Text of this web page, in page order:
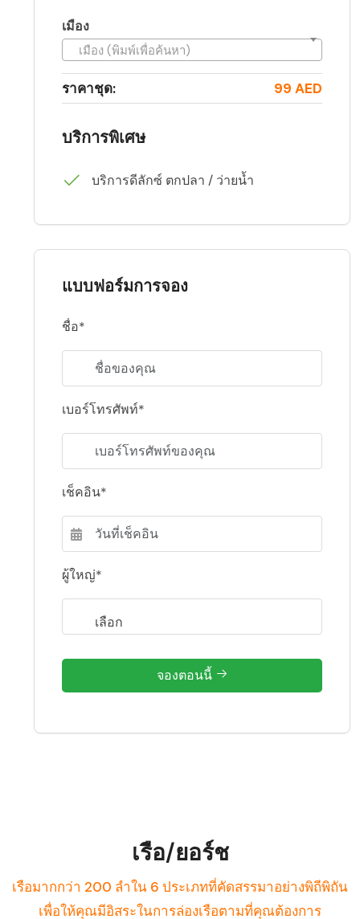
เมือง
เมือง (พิมพ์เพื่อค้นหา)
ราคาชุด: 99 AED
บริการพิเศษ
บริการดีลักซ์ ตกปลา / ว่ายน้ำ
แบบฟอร์มการจอง
ชื่อ*
เบอร์โทรศัพท์*
เช็คอิน*
ผู้ใหญ่*
จองตอนนี้
เรือ/ยอร์ช
เรือมากกว่า 200 ลำใน 6 ประเภทที่คัดสรรมาอย่างพิถีพิถัน
เพื่อให้คุณมีอิสระในการล่องเรือตามที่คุณต้องการ